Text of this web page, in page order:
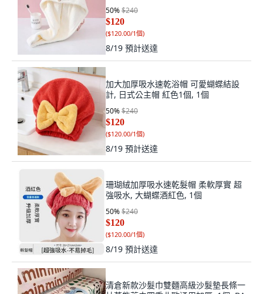
50%$240
$120
($120.00/1個)
8/19 預計送達
加大加厚吸水速乾浴帽 可愛蝴蝶結設
計, 日式公主帽 紅色1個, 1個
50%$240
$120
($120.00/1個)
8/19 預計送達
珊瑚絨加厚吸水速乾髮帽 柔軟厚實 超
強吸水, 大蝴蝶酒紅色, 1個
50%$240
$120
($120.00/1個)
8/19 預計送達
清倉新款沙髮巾雙麵高級沙髮墊長條一